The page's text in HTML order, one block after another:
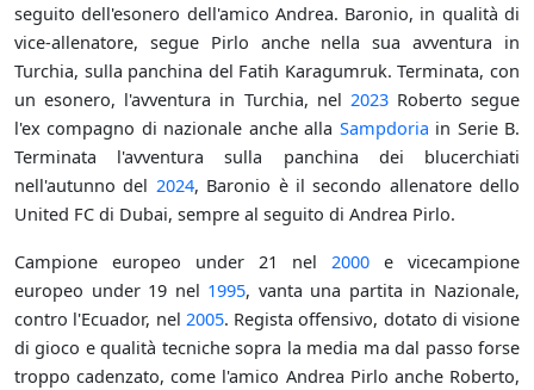
seguito dell'esonero dell'amico Andrea. Baronio, in qualità di
vice-allenatore, segue Pirlo anche nella sua avventura in
Turchia, sulla panchina del Fatih Karagumruk. Terminata, con
un esonero, l'avventura in Turchia, nel 2023Roberto segue
l'ex compagno di nazionale anche alla Sampdoria in Serie B.
Terminata l'avventura sulla panchina dei blucerchiati
nell'autunno del 2024, Baronio è il secondo allenatore dello
United FC di Dubai, sempre al seguito di Andrea Pirlo.
Campione europeo under 21 nel 2000 e vicecampione
europeo under 19 nel 1995, vanta una partita in Nazionale,
contro l'Ecuador, nel 2005. Regista offensivo, dotato di visione
di gioco e qualità tecniche sopra la media ma dal passo forse
troppo cadenzato, come l'amico Andrea Pirlo anche Roberto,